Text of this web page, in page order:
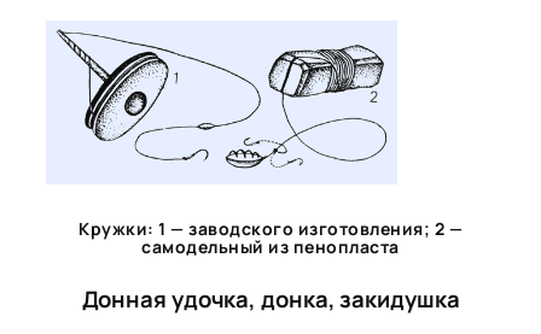
Кружки: 1 — заводского изготовления; 2 —
самодельный из пенопласта
Донная удочка, донка, закидушка